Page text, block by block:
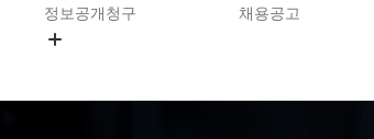
정보공개청구
채용공고